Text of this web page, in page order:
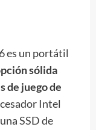
es un portátil
sólida
de juego de
Intel
SSD de